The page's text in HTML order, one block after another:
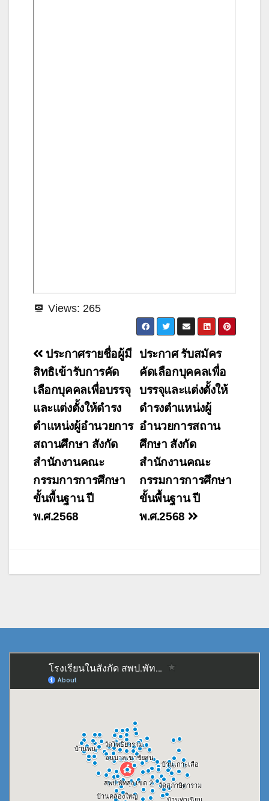
Views: 265
แนะแนว
เรื่อง
ประกาศ รับสมัคร
คัดเลือกบุคคลเพื่อ
บรรจุและแต่งตั้งให้
ดำรงตำแหน่งผู้
อำนวยการสถาน
ศึกษา สังกัด
สำนักงานคณะ
กรรมการการศึกษา
ขั้นพื้นฐาน ปี
พ.ศ.2568
ประกาศรายชื่อผู้มี
สิทธิเข้ารับการคัด
เลือกบุคคลเพื่อบรรจุ
และแต่งตั้งให้ดำรง
ตำแหน่งผู้อำนวยการ
สถานศึกษา สังกัด
สำนักงานคณะ
กรรมการการศึกษา
ขั้นพื้นฐาน ปี
พ.ศ.2568